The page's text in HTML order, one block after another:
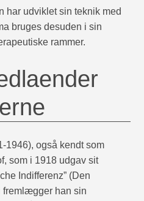
har udviklet sin teknik med
bruges desuden i sin
rammer.
1946), også kendt som
som i 1918 udgav sit
Indifferenz” (Den
fremlægger han sin